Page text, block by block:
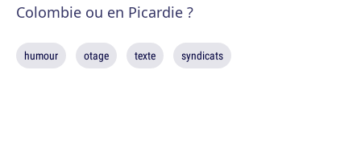
Colombie ou en Picardie ?
humour otage texte syndicats